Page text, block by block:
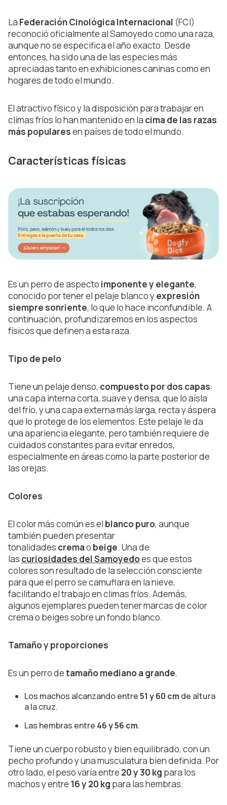
La Federación Cinológica Internacional (FCI)
reconoció oficialmente al Samoyedo como una raza,
aunque no se especifica el año exacto. Desde
entonces, ha sido una de las especies más
apreciadas tanto en exhibiciones caninas como en
hogares de todo el mundo.
El atractivo físico y la disposición para trabajar en
climas fríos lo han mantenido en la cima de las razas
más popularesen países de todo el mundo.
Características físicas
Es un perro de aspecto imponente y elegante,
conocido por tener el pelaje blanco yexpresión
siempre sonriente, lo que lo hace inconfundible. A
continuación, profundizaremos en los aspectos
físicos que definen a esta raza.
Tipo de pelo
Tiene un pelaje denso, compuesto por dos capas:
una capa interna corta, suave y densa, que lo aísla
del frío, y una capa externa más larga, recta y áspera
que lo protege de los elementos. Este pelaje le da
una apariencia elegante, pero también requiere de
cuidados constantes para evitar enredos,
especialmente en áreas como la parte posterior de
las orejas.
Colores
El color más común es el blanco puro, aunque
también pueden presentar
tonalidades cremao beige. Una de
las curiosidades del Samoyedoes que estos
colores son resultado de la selección consciente
para que el perro se camuflara en la nieve,
facilitando el trabajo en climas fríos. Además,
algunos ejemplares pueden tener marcas de color
crema o beiges sobre un fondo blanco.
Tamaño y proporciones
Es un perro detamaño mediano a grande.
Los machos alcanzando entre51 y 60 cm de altura
a la cruz.
Las hembras entre 46 y 56 cm.
Tiene un cuerpo robusto y bien equilibrado, con un
pecho profundo y una musculatura bien definida. Por
otro lado, el peso varía entre 20 y 30 kg para los
machos y entre 16 y 20 kg para las hembras.